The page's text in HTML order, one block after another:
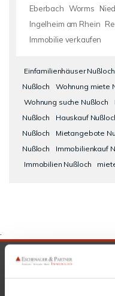
Eberbach Worms
Ingelheim am Rhein
Immobilie verkaufen
Einfamilienhäuser Nußloch
Nußloch
Wohnung miete
Wohnung suche Nußloch
Nußloch
Hauskauf
Nußloch
Mietangebote
Nußloch
Immobilienkauf
Immobilien Nußloch
.